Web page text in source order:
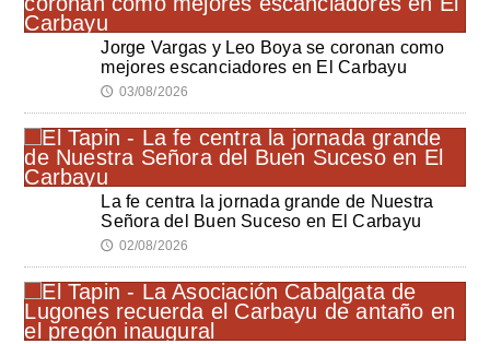
Jorge Vargas y Leo Boya se coronan como
mejores escanciadores en El Carbayu
🕔 03/08/2026
La fe centra la jornada grande de Nuestra
Señora del Buen Suceso en El Carbayu
🕔 02/08/2026